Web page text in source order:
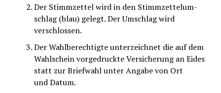
Der Stimm­zet­tel wird in den Stimm­zet­tel­um­
schlag (blau) gelegt. Der Umschlag wird
verschlossen.
Der Wahl­be­rech­tig­te unter­zeich­net die auf dem
Wahl­schein vor­ge­druck­te Ver­si­che­rung an Eides
statt zur Brief­wahl unter Anga­be von Ort
und Datum.